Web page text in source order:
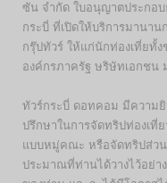
ซัน จำกัด ใบอนุญาตประกอบ
กระบี่ ที่เปิดให้บริการมานา
กรุ๊ปทัวร์ ให้แก่นักท่องเที่ยทั้
องค์กรภาครัฐ ษริษัทเอกชน
ทัวร์กระบี่ ดอทคอม มีความ
ปรึกษาในการจัดทริปท่องเที่
แบบหมู่คณะ หรือจัดทริปส่วน
ประมาณที่ท่านได้วางไว้อย่า